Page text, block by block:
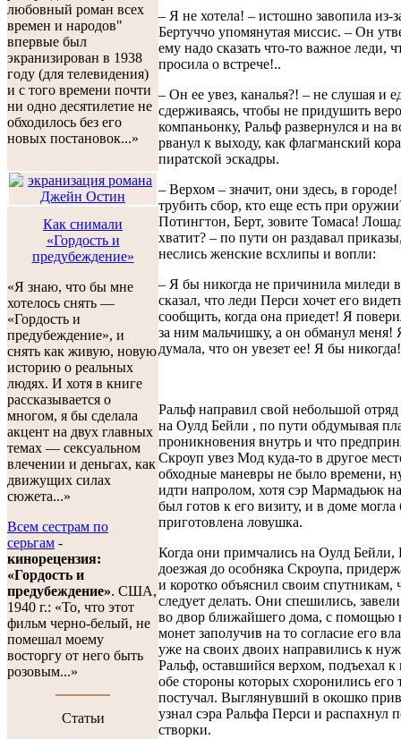
любовный роман всех
времен и народов"
впервые был
экранизирован в 1938
году (для телевидения)
и с того времени почти
ни одно десятилетие не
обходилось без его
новых постановок...»
Как снимали
«Гордость и
предубеждение»
«Я знаю, что бы мне
хотелось снять —
«Гордость и
предубеждение», и
снять как живую, новую
историю о реальных
людях. И хотя в книге
рассказывается о
многом, я бы сделала
акцент на двух главных
темах — сексуальном
влечении и деньгах, как
движущих силах
сюжета...»
Всем сестрам по
серьгам -
кинорецензия:
«Гордость и
предубеждение». США,
1940 г.: «То, что этот
фильм черно-белый, не
помешал моему
восторгу от него быть
розовым...»
Cтатьи
– Я не хотела! – истошно завопила из-
Бертуччо упомянутая миссис. – Он
ему надо сказать что-то важное леди,
просила о встрече!..
– Он ее увез, каналья?! – не слушая и
сдерживаясь, чтобы не придушить
компаньонку, Ральф развернулся и на
рванул к выходу, как флагманский
пиратской эскадры.
– Верхом – значит, они здесь, в
трубить сбор, кто еще есть при
Потингтон, Берт, зовите Томаса!
хватит? – по пути он раздавал
неслись женские всхлипы и вопли:
– Я бы никогда не причинила миледи
сказал, что леди Перси хочет его
сообщить, когда она приедет! Я
за ним мальчишку, а он обманул меня!
думала, что он увезет ее! Я бы
Ральф направил свой небольшой отряд
на Оулд Бейли , по пути обдумывая
проникновения внутрь и что
Скроуп увез Мод куда-то в другое
обходные маневры не было времени,
идти напролом, хотя сэр Мармадьюк
был готов к его визиту, и в доме могла
приготовлена ловушка.
Когда они примчались на Оулд Бейли,
доезжая до особняка Скроупа,
и коротко объяснил своим спутникам,
следует делать. Они спешились,
во двор ближайшего дома, с помощью
монет заполучив на то согласие его
уже на своих двоих направились к
Ральф, оставшийся верхом, подъехал к
обе стороны которых схоронились
постучал. Выглянувший в окошко
узнал сэра Ральфа Перси и распахнул
створки.